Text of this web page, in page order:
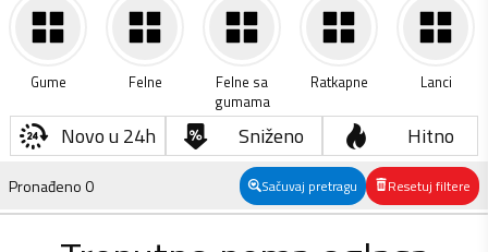
Gume Felne
Felne sa
gumama
Ratkapne Lanci
Novo u 24h Sniženo Hitno
Pronađeno0 Sačuvaj pretragu Resetuj filtere